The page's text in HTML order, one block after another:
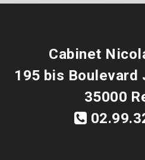
Cabinet
195 bis Boulevard
35000